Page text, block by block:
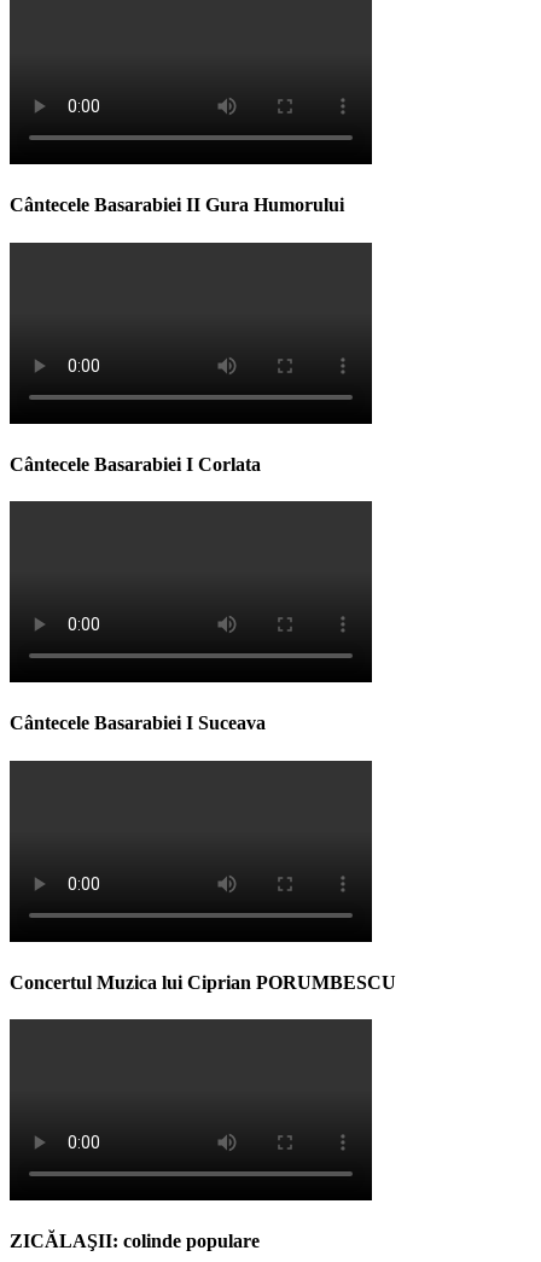
Cântecele Basarabiei II Gura Humorului
Cântecele Basarabiei I Corlata
Cântecele Basarabiei I Suceava
Concertul Muzica lui Ciprian PORUMBESCU
ZICĂLAŞII: colinde populare